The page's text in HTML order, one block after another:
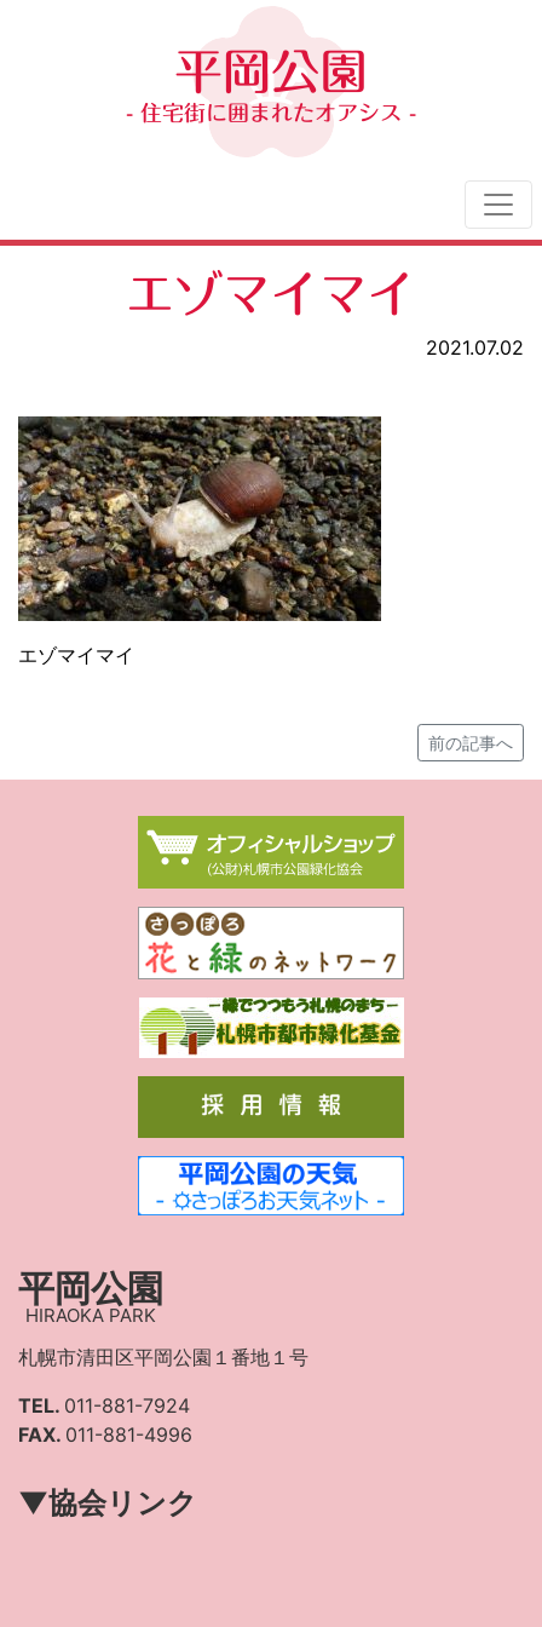
平岡公園
- 住宅街に囲まれたオアシス -
エゾマイマイ
2021.07.02
エゾマイマイ
前の記事へ
平岡公園
HIRAOKA PARK
札幌市清田区平岡公園１番地１号
TEL. 011-881-7924
FAX. 011-881-4996
▼協会リンク